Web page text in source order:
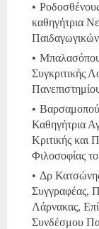
καθηγήτρια
Συγκριτικής
Καθηγήτρια
Κριτικής και
Φιλοσοφίας
Δρ
Συγγραφέας,
Λάρνακας,
Συνδέσμου